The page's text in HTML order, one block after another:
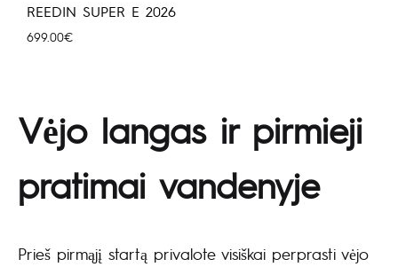
REEDIN SUPER E 2026
699.00€
Vėjo langas ir pirmieji
pratimai vandenyje
Prieš pirmąjį startą privalote visiškai perprasti vėjo